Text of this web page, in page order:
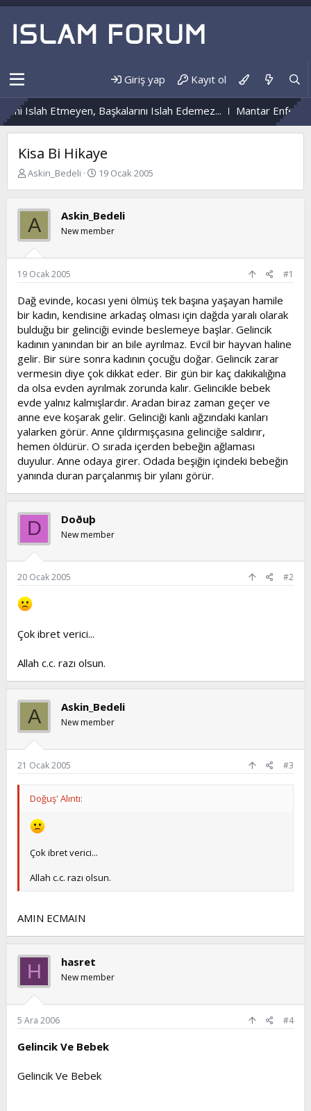
Giriş yap Kayıt ol
Islah Etmeyen, Başkalarını Islah Edemez... Mantar
Kisa Bi Hikaye
K
b
u
y
u
b
a
l
a
a
n
Askin_Bedeli
B
l
a
n
ı
a
i
h
i
19 Ocak 2005
A Askin_Bedeli
New member
19 Ocak 2005 #1
Dağ evinde, kocası yeni ölmüş tek başına yaşayan hamile
bir kadın, kendisine arkadaş olması için dağda yaralı olarak
bulduğu bir gelinciği evinde beslemeye başlar. Gelincik
kadının yanından bir an bile ayrılmaz. Evcil bir hayvan haline
gelir. Bir süre sonra kadının çocuğu doğar. Gelincik zarar
vermesin diye çok dikkat eder. Bir gün bir kaç dakikalığına
da olsa evden ayrılmak zorunda kalır. Gelincikle bebek
evde yalnız kalmışlardır. Aradan biraz zaman geçer ve
anne eve koşarak gelir. Gelinciği kanlı ağzındaki kanları
yalarken görür. Anne çıldırmışçasına gelinciğe saldırır,
hemen öldürür. O sırada içerden bebeğin ağlaması
duyulur. Anne odaya girer. Odada beşiğin içindeki bebeğin
yanında duran parçalanmış bir yılanı görür.
D Doðuþ
New member
20 Ocak 2005 #2
Çok ibret verici...
Allah c.c. razı olsun.
A Askin_Bedeli
New member
21 Ocak 2005 #3
Doğuş' Alıntı:
Çok ibret verici...
Allah c.c. razı olsun.
AMIN ECMAIN
H hasret
New member
5 Ara 2006 #4
Gelincik Ve Bebek
Gelincik Ve Bebek